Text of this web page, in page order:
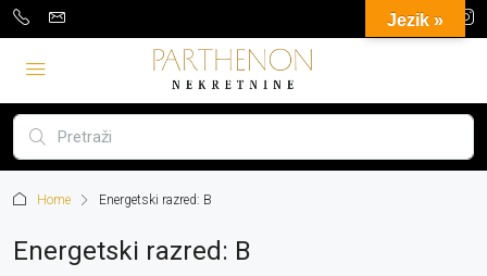
Home Energetski razred: B
Energetski razred: B
Jezik »